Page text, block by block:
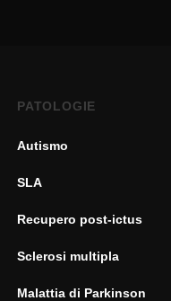
PATOLOGIE
Autismo
SLA
Recupero post-ictus
Sclerosi multipla
Malattia di Parkinson